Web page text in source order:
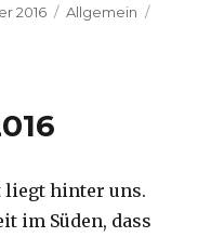
2016 Kategorien
Allgemein
liegt hinter uns.
im Süden, dass